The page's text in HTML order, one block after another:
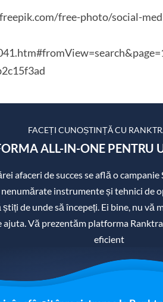
free-photo/social-
FACEȚI CUNOȘTINȚĂ CU
ALL-IN-ONE PENTRU
afaceri de succes se află o
instrumente și tehnici de
de unde să începeți. Ei bine, nu vă
ajuta. Vă prezentăm platforma
eficient